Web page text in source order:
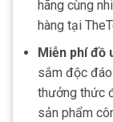
hãng cùng
hàng tại
Miễn phí đồ
sắm độc
thưởng thức
sản phẩm